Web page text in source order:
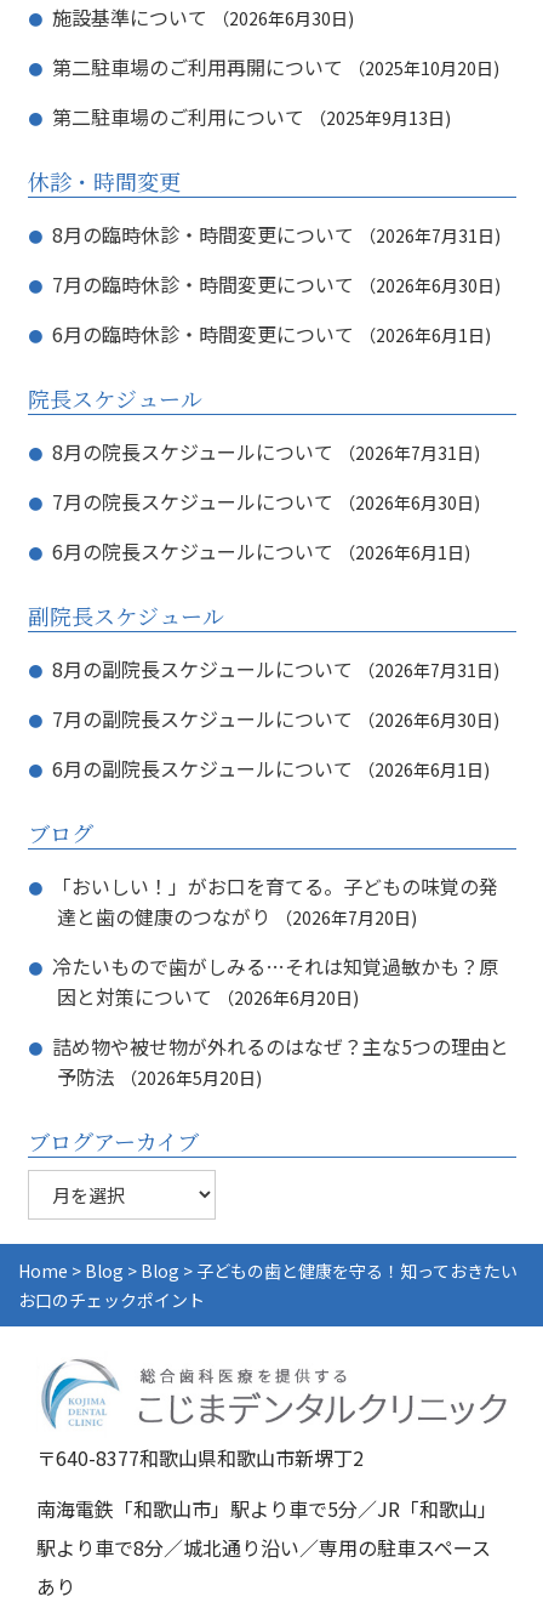
ン 施設基準について 2026年6月30日
第二駐車場のご利用再開について 2025年10月20日
第二駐車場のご利用について 2025年9月13日
休診・時間変更
8月の臨時休診・時間変更について 2026年7月31日
7月の臨時休診・時間変更について 2026年6月30日
6月の臨時休診・時間変更について 2026年6月1日
院長スケジュール
8月の院長スケジュールについて 2026年7月31日
7月の院長スケジュールについて 2026年6月30日
6月の院長スケジュールについて 2026年6月1日
副院長スケジュール
8月の副院長スケジュールについて 2026年7月31日
7月の副院長スケジュールについて 2026年6月30日
6月の副院長スケジュールについて 2026年6月1日
ブログ
「おいしい！」がお口を育てる。子どもの味覚の発
達と歯の健康のつながり
2026年7月20日
冷たいもので歯がしみる…それは知覚過敏かも？原
因と対策について
2026年6月20日
詰め物や被せ物が外れるのはなぜ？主な5つの理由と
予防法
2026年5月20日
ブログアーカイブ
ロ
グ
ア
ー
カ
ブ
Home > Blog > Blog > 子どもの歯と健康を守る！知っておきたい
お口のチェックポイント
〒640-8377和歌山県和歌山市新堺丁2
南海電鉄「和歌山市」駅より車で5分／JR「和歌山」
駅より車で8分／城北通り沿い／専用の駐車スペース
あり